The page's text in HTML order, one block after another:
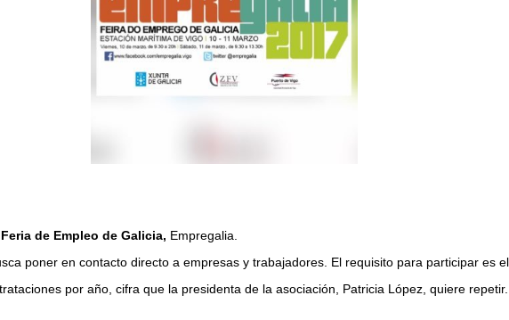
de Empleo de Galicia, Empregalia.
poner en contacto directo a empresas y trabajadores. El requisito para participar es
por año, cifra que la presidenta de la asociación, Patricia López, quiere